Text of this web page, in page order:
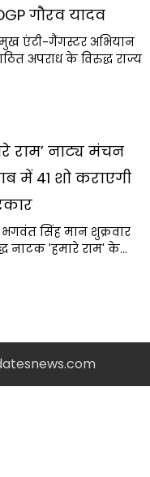
गौरव यादव
एंटी-गैंगस्टर अभियान
अपराध के विरुद्ध राज्य
राम’ नाट्य मंचन
में 41 शो कराएगी
सिंह मान शुक्रवार
नाटक 'हमारे राम' के…